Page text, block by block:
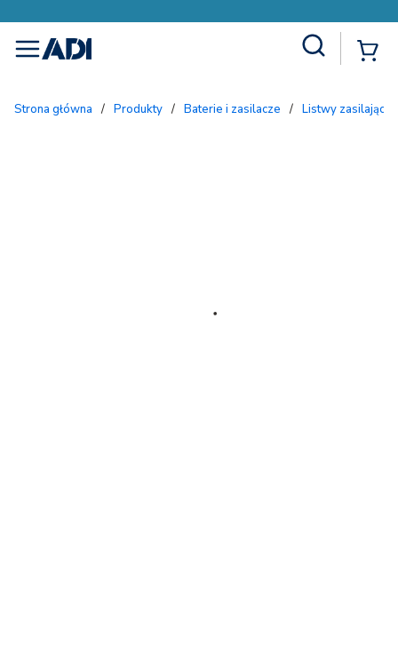
menu
Strona główna / Produkty / Baterie i zasilacze / Listwy